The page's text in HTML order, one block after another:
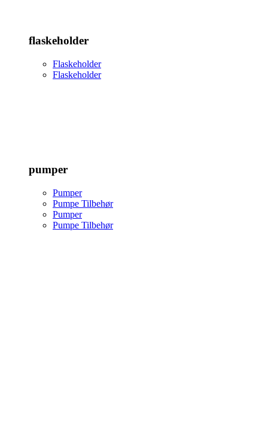
flaskeholder
Flaskeholder
Flaskeholder
pumper
Pumper
Pumpe Tilbehør
Pumper
Pumpe Tilbehør